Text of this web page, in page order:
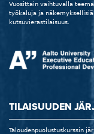
Vuosittain vaihtuvalla
työkaluja ja näkemyksellisiä
kutsuvierastilaisuus.
TILAISUUDEN
Taloudenpuolustuskurssin